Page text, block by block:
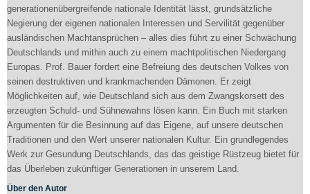
generationenübergreifende nationale Identität lässt, grundsätzliche
Negierung der eigenen nationalen Interessen und Servilität gegenüber
ausländischen Machtansprüchen – alles dies führt zu einer Schwächung
Deutschlands und mithin auch zu einem machtpolitischen Niedergang
Europas. Prof. Bauer fordert eine Befreiung des deutschen Volkes von
seinen destruktiven und krankmachenden Dämonen. Er zeigt
Möglichkeiten auf, wie Deutschland sich aus dem Zwangskorsett des
erzeugten Schuld- und Sühnewahns lösen kann. Ein Buch mit starken
Argumenten für die Besinnung auf das Eigene, auf unsere deutschen
Traditionen und den Wert unserer nationalen Kultur. Ein grundlegendes
Werk zur Gesundung Deutschlands, das das geistige Rüstzeug bietet für
das Überleben zukünftiger Generationen in unserem Land.
Über den Autor